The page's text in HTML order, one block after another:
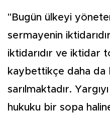
"Bugün ülkeyi
sermayenin
iktidarıdır ve iktidar
kaybettikçe daha da
sarılmaktadır.
hukuku bir sopa